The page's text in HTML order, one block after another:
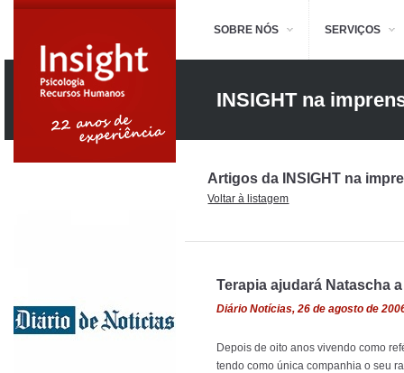
SOBRE NÓS SERVIÇOS
INSIGHT na
Artigos da INSIGHT na
Voltar à listagem
Terapia ajudará Natascha
Diário Notícias, 26 de agosto de
Depois de oito anos vivendo como
tendo como única companhia o seu